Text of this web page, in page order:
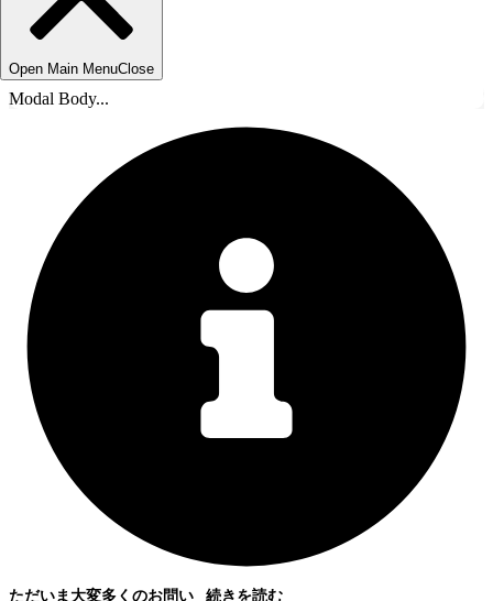
Open Main MenuClose
Modal Body...
ただいま大変多くのお問い
続きを読む